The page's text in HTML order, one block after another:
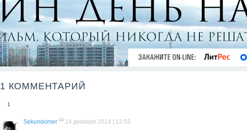
1 КОММЕНТАРИЙ
1
Sekundomer 14 14 декабря 2014 | 13:53